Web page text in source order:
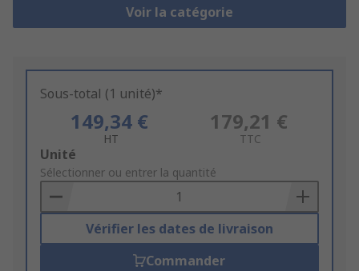
Voir la catégorie
Sous-total (1 unité)*
149,34 €
HT
179,21 €
TTC
Add
to
Basket
Unité
Sélectionner ou entrer la quantité
Vérifier les dates de livraison
Commander